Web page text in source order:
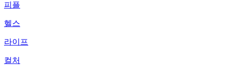
피플
헬스
라이프
컬처